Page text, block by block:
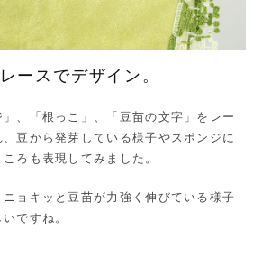
ースでデザイン。
」、「根っこ」、「豆苗の文字」をレー
豆から発芽している様子やスポンジに
ろも表現してみました。
ニョキッと豆苗が力強く伸びている様子
ですね。